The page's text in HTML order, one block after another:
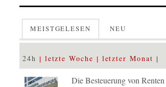
MEISTGELESEN NEU
24h letzte Woche letzter Monat
Die Besteuerung von Renten